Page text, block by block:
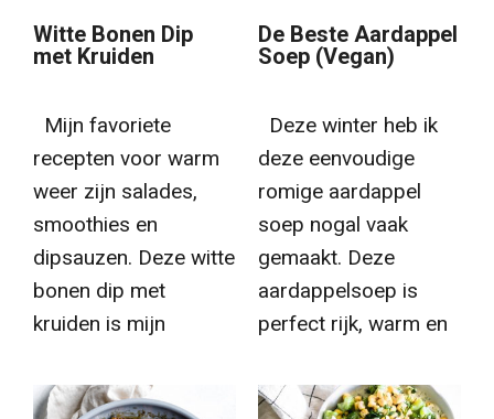
Witte Bonen Dip
met Kruiden
Mijn favoriete
recepten voor warm
weer zijn salades,
smoothies en
dipsauzen. Deze witte
bonen dip met
kruiden is mijn
De Beste Aardappel
Soep (Vegan)
Deze winter heb ik
deze eenvoudige
romige aardappel
soep nogal vaak
gemaakt. Deze
aardappelsoep is
perfect rijk, warm en